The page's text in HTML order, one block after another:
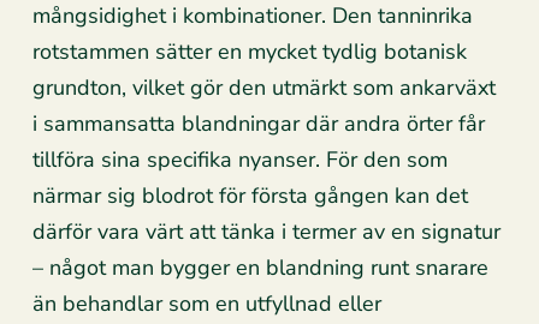
mångsidighet i kombinationer. Den tanninrika
rotstammen sätter en mycket tydlig botanisk
grundton, vilket gör den utmärkt som ankarväxt
i sammansatta blandningar där andra örter får
tillföra sina specifika nyanser. För den som
närmar sig blodrot för första gången kan det
därför vara värt att tänka i termer av en signatur
– något man bygger en blandning runt snarare
än behandlar som en utfyllnad eller